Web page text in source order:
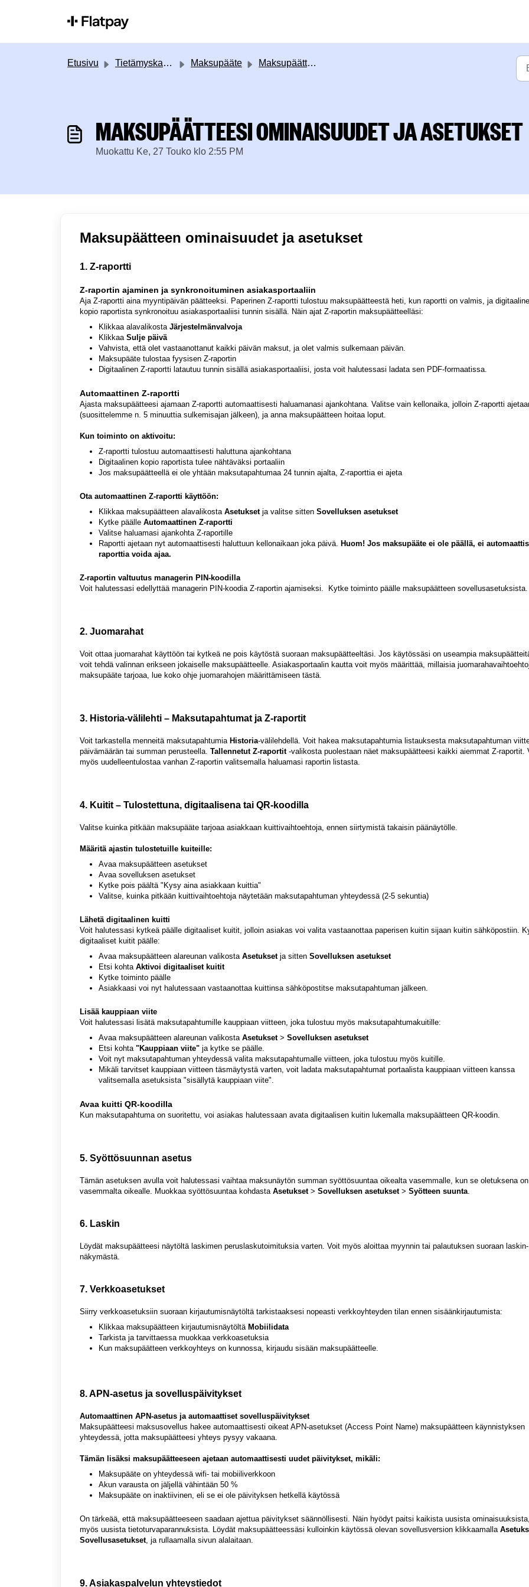
Etusivu Tietämyskanta Maksupääte Maksupäätteen ominaisuudet
MAKSUPÄÄTTEESI OMINAISUUDET JA ASETUKSET
Muokattu Ke, 27 Touko klo 2:55 PM
Maksupäätteen ominaisuudet ja asetukset
1. Z-raportti
Z-raportin ajaminen ja synkronoituminen asiakasportaaliin
Aja Z-raportti aina myyntipäivän päätteeksi. Paperinen Z-raportti tulostuu maksupäätteestä heti, kun raportti on valmis, ja
kopio raportista synkronoituu asiakasportaaliisi tunnin sisällä. Näin ajat Z-raportin maksupäätteelläsi:
Klikkaa alavalikosta Järjestelmänvalvoja
Klikkaa Sulje päivä
Vahvista, että olet vastaanottanut kaikki päivän maksut, ja olet valmis sulkemaan päivän.
Maksupääte tulostaa fyysisen Z-raportin
Digitaalinen Z-raportti latautuu tunnin sisällä asiakasportaaliisi, josta voit halutessasi ladata sen PDF-formaatissa.
Automaattinen Z-raportti
Ajasta maksupäätteesi ajamaan Z-raportti automaattisesti haluamanasi ajankohtana. Valitse vain kellonaika, jolloin Z-raportti
(suosittelemme n. 5 minuuttia sulkemisajan jälkeen), ja anna maksupäätteen hoitaa loput.
Kun toiminto on aktivoitu:
Z-raportti tulostuu automaattisesti haluttuna ajankohtana
Digitaalinen kopio raportista tulee nähtäväksi portaaliin
Jos maksupäätteellä ei ole yhtään maksutapahtumaa 24 tunnin ajalta, Z-raporttia ei ajeta
Ota automaattinen Z-raportti käyttöön:
Klikkaa maksupäätteen alavalikosta Asetuksetja valitse sitten Sovelluksen asetukset
Kytke päälle Automaattinen Z-raportti
Valitse haluamasi ajankohta Z-raportille
Raportti ajetaan nyt automaattisesti haluttuun kellonaikaan joka päivä. Huom! Jos maksupääte ei ole päällä, ei
raporttia voida ajaa.
Z-raportin valtuutus managerin PIN-koodilla
Voit halutessasi edellyttää managerin PIN-koodia Z-raportin ajamiseksi. Kytke toiminto päälle maksupäätteen sovellusasetuksista.
2. Juomarahat
Voit ottaa juomarahat käyttöön tai kytkeä ne pois käytöstä suoraan maksupäätteeltäsi. Jos käytössäsi on useampia
voit tehdä valinnan erikseen jokaiselle maksupäätteelle. Asiakasportaalin kautta voit myös määrittää, millaisia
maksupääte tarjoaa, lue koko ohje juomarahojen määrittämiseen tästä.
3. Historia-välilehti – Maksutapahtumat ja Z-raportit
Voit tarkastella menneitä maksutapahtumia Historia-välilehdellä. Voit hakea maksutapahtumia listauksesta maksutapahtuman
päivämäärän tai summan perusteella. Tallennetut Z-raportit-valikosta puolestaan näet maksupäätteesi kaikki aiemmat Z-raportit.
myös uudelleentulostaa vanhan Z-raportin valitsemalla haluamasi raportin listasta.
4. Kuitit – Tulostettuna, digitaalisena tai QR-koodilla
Valitse kuinka pitkään maksupääte tarjoaa asiakkaan kuittivaihtoehtoja, ennen siirtymistä takaisin päänäytölle.
Määritä ajastin tulostetuille kuiteille:
Avaa maksupäätteen asetukset
Avaa sovelluksen asetukset
Kytke pois päältä "Kysy aina asiakkaan kuittia"
Valitse, kuinka pitkään kuittivaihtoehtoja näytetään maksutapahtuman yhteydessä (2-5 sekuntia)
Lähetä digitaalinen kuitti
Voit halutessasi kytkeä päälle digitaaliset kuitit, jolloin asiakas voi valita vastaanottaa paperisen kuitin sijaan kuitin sähköpostiin.
digitaaliset kuitit päälle:
Avaa maksupäätteen alareunan valikosta Asetukset ja sitten Sovelluksen asetukset
Etsi kohtaAktivoi digitaaliset kuitit
Kytke toiminto päälle
Asiakkaasi voi nyt halutessaan vastaanottaa kuittinsa sähköpostitse maksutapahtuman jälkeen.
Lisää kauppiaan viite
Voit halutessasi lisätä maksutapahtumille kauppiaan viitteen, joka tulostuu myös maksutapahtumakuitille:
Avaa maksupäätteen alareunan valikostaAsetukset > Sovelluksen asetukset
Etsi kohta"Kauppiaan viite" ja kytke se päälle.
Voit nyt maksutapahtuman yhteydessä valita maksutapahtumalle viitteen, joka tulostuu myös kuitille.
Mikäli tarvitset kauppiaan viitteen täsmäytystä varten, voit ladata maksutapahtumat portaalista kauppiaan viitteen kanssa
valitsemalla asetuksista "sisällytä kauppiaan viite".
Avaa kuitti QR-koodilla
Kun maksutapahtuma on suoritettu, voi asiakas halutessaan avata digitaalisen kuitin lukemalla maksupäätteen QR-koodin.
5. Syöttösuunnan asetus
Tämän asetuksen avulla voit halutessasi vaihtaa maksunäytön summan syöttösuuntaa oikealta vasemmalle, kun se oletuksena on
vasemmalta oikealle. Muokkaa syöttösuuntaa kohdasta Asetukset > Sovelluksen asetukset > Syötteen suunta.
6. Laskin
Löydät maksupäätteesi näytöltä laskimen peruslaskutoimituksia varten. Voit myös aloittaa myynnin tai palautuksen suoraan laskin-
näkymästä.
7. Verkkoasetukset
Siirry verkkoasetuksiin suoraan kirjautumisnäytöltä tarkistaaksesi nopeasti verkkoyhteyden tilan ennen sisäänkirjautumista:
Klikkaa maksupäätteen kirjautumisnäytöltä Mobiilidata
Tarkista ja tarvittaessa muokkaa verkkoasetuksia
Kun maksupäätteen verkkoyhteys on kunnossa, kirjaudu sisään maksupäätteelle.
8. APN-asetus ja sovelluspäivitykset
Automaattinen APN-asetus ja automaattiset sovelluspäivitykset
Maksupäätteesi maksusovellus hakee automaattisesti oikeat APN-asetukset (Access Point Name) maksupäätteen käynnistyksen
yhteydessä, jotta maksupäätteesi yhteys pysyy vakaana.
Tämän lisäksi maksupäätteeseen ajetaan automaattisesti uudet päivitykset, mikäli:
Maksupääte on yhteydessä wifi- tai mobiiliverkkoon
Akun varausta on jäljellä vähintään 50 %
Maksupääte on inaktiivinen, eli se ei ole päivityksen hetkellä käytössä
On tärkeää, että maksupäätteeseen saadaan ajettua päivitykset säännöllisesti. Näin hyödyt paitsi kaikista uusista
myös uusista tietoturvaparannuksista. Löydät maksupäätteessäsi kulloinkin käytössä olevan sovellusversion klikkaamalla
Sovellusasetukset, ja rullaamalla sivun alalaitaan.
9. Asiakaspalvelun yhteystiedot